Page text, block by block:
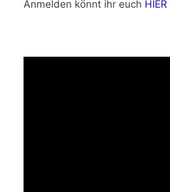
Anmelden könnt ihr euch HIER